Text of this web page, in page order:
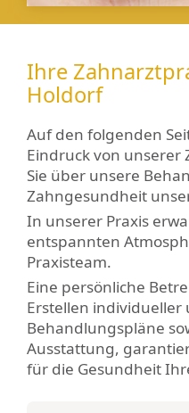
Ihre
Holdorf
Auf den folgenden
Eindruck von
Sie über unsere
Zahngesundheit
In unserer Praxis
entspannten
Praxisteam.
Eine persönliche
Erstellen
Behandlungspläne
Ausstattung,
für die Gesundheit